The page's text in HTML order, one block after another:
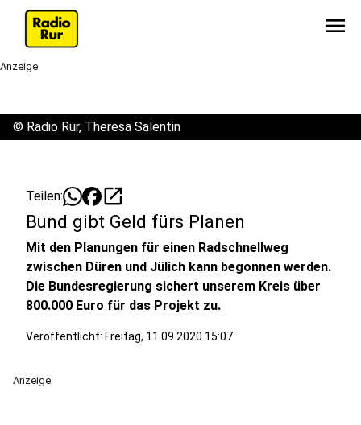
menu
Anzeige
© Radio Rur, Theresa Salentin
Teilen: open_in_new
Bund gibt Geld fürs Planen
Mit den Planungen für einen Radschnellweg
zwischen Düren und Jülich kann begonnen werden.
Die Bundesregierung sichert unserem Kreis über
800.000 Euro für das Projekt zu.
Veröffentlicht: Freitag, 11.09.2020 15:07
Anzeige